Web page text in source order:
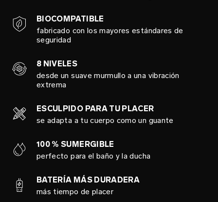
BIOCOMPATIBLE
fabricado con los mayores estándares de
seguridad
8 NIVELES
desde un suave murmullo a una vibración
extrema
ESCULPIDO PARA TU PLACER
se adapta a tu cuerpo como un guante
100 % SUMERGIBLE
perfecto para el baño y la ducha
BATERÍA MÁS DURADERA
más tiempo de placer